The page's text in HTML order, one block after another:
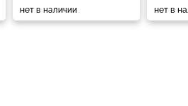
нет в наличии нет в